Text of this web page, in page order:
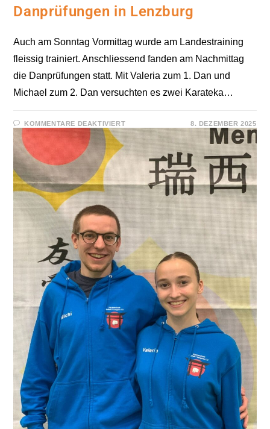
Danprüfungen in Lenzburg
Auch am Sonntag Vormittag wurde am Landestraining
fleissig trainiert. Anschliessend fanden am Nachmittag
die Danprüfungen statt. Mit Valeria zum 1. Dan und
Michael zum 2. Dan versuchten es zwei Karateka…
KOMMENTARE DEAKTIVIERTFÜR
DANPRÜFUNGEN
8. DEZEMBER 2025